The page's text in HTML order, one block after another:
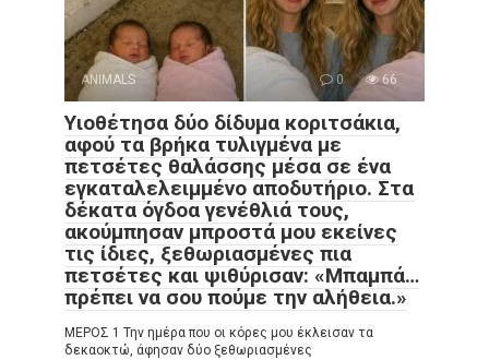
ANIMALS 0 66
Υιοθέτησα δύο δίδυμα κοριτσάκια,
αφού τα βρήκα τυλιγμένα με
πετσέτες θαλάσσης μέσα σε ένα
εγκαταλελειμμένο αποδυτήριο. Στα
δέκατα όγδοα γενέθλιά τους,
ακούμπησαν μπροστά μου εκείνες
τις ίδιες, ξεθωριασμένες πια
πετσέτες και ψιθύρισαν: «Μπαμπά…
πρέπει να σου πούμε την αλήθεια.»
ΜΕΡΟΣ 1 Την ημέρα που οι κόρες μου έκλεισαν τα
δεκαοκτώ, άφησαν δύο ξεθωριασμένες